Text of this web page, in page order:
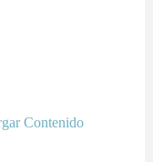
Contenido